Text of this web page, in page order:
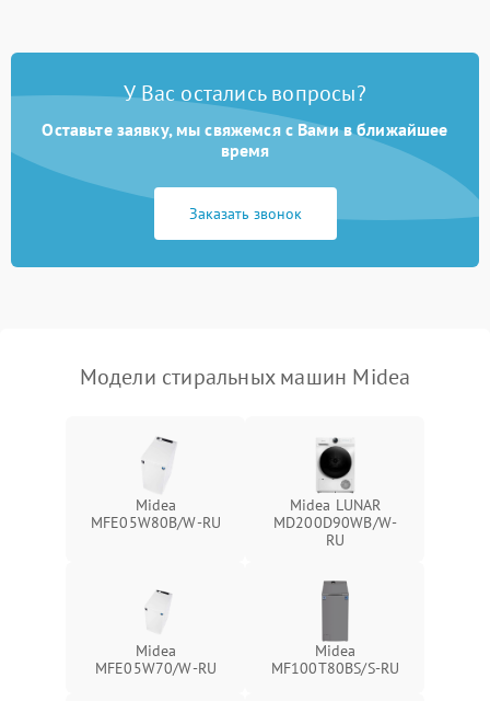
Замена платы управления 2200 ₽ Подробнее →
У Вас остались вопросы?
Оставьте заявку, мы свяжемся с Вами в ближайшее
время
Заказать звонок
Модели стиральных машин Midea
Midea
MFE05W80B/W-RU
Midea LUNAR
MD200D90WB/W-
RU
Midea
MFE05W70/W-RU
Midea
MF100T80BS/S-RU